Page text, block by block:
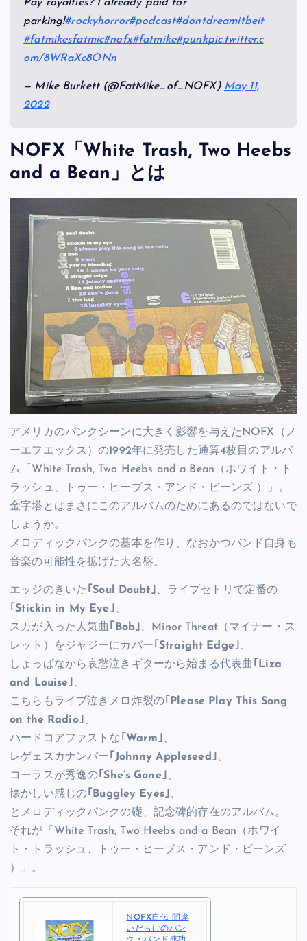
Pay royalties? I already paid for
parking!#rockyhorror#podcast#dontdreamitbeit
#fatmikesfatmic#nofx#fatmike#punkpic.twitter.c
om/8WRaXc8ONn
— Mike Burkett (@FatMike_of_NOFX) May 11,
2022
NOFX「White Trash, Two Heebs
and a Bean」とは
アメリカのパンクシーンに大きく影響を与えたNOFX（ノ
ーエフエックス）の1992年に発売した通算4枚目のアルバ
ム「White Trash, Two Heebs and a Bean（ホワイト・ト
ラッシュ、トゥー・ヒーブス・アンド・ビーンズ ）」。
金字塔とはまさにこのアルバムのためにあるのではないで
しょうか。
メロディックパンクの基本を作り、なおかつバンド自身も
音楽の可能性を拡げた大名盤。
エッジのきいた ｢Soul Doubt｣ 、ライブセトリで定番の
｢Stickin in My Eye｣ 、
スカが入った人気曲 ｢Bob｣ 、Minor Threat（マイナー・ス
レット）をジャジーにカバー｢Straight Edge｣ 、
しょっぱなから哀愁泣きギターから始まる代表曲 ｢Liza
and Louise｣ 、
こちらもライブ泣きメロ炸裂の｢Please Play This Song
on the Radio｣ 、
ハードコアファストな ｢Warm｣ 、
レゲェスカナンバー｢Johnny Appleseed｣ 、
コーラスが秀逸の｢She’s Gone｣ 、
懐かしい感じの｢Buggley Eyes｣ 、
とメロディックパンクの礎、記念碑的存在のアルバム。
それが「White Trash, Two Heebs and a Bean（ホワイ
ト・トラッシュ、トゥー・ヒーブス・アンド・ビーンズ
）」。
NOFX自伝 間違
いだらけのパン